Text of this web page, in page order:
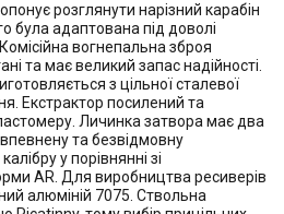
розглянути нарізний карабін
була адаптована під доволі
вогнепальна зброя
та має великий запас надійності.
з цільної сталевої
Екстрактор посилений та
Личинка затвора має два
та безвідмовну
у порівнянні зі
AR. Для виробництва ресиверів
алюміній 7075. Ствольна